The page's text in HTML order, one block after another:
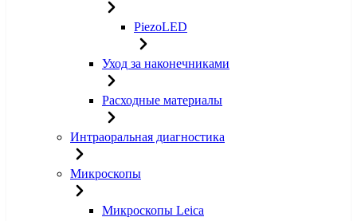
PiezoLED
Уход за наконечниками
Расходные материалы
Интраоральная диагностика
Микроскопы
Микроскопы Leica